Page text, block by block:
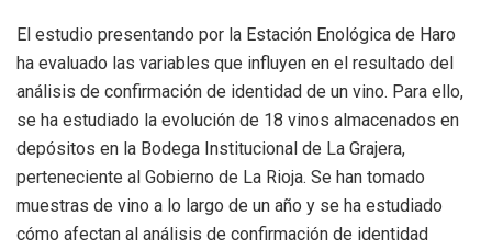
El estudio presentando por la Estación Enológica de Haro
ha evaluado las variables que influyen en el resultado del
análisis de confirmación de identidad de un vino. Para ello,
se ha estudiado la evolución de 18 vinos almacenados en
depósitos en la Bodega Institucional de La Grajera,
perteneciente al Gobierno de La Rioja. Se han tomado
muestras de vino a lo largo de un año y se ha estudiado
cómo afectan al análisis de confirmación de identidad